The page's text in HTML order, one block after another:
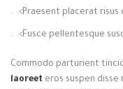
Praesent placerat risus
Fusce pellentesque
Commodo parturient
laoreet eros suspen